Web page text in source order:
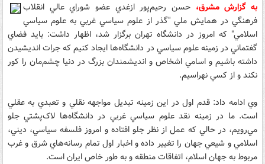
به گزارش مشرق، حسن رحيم‌پور ازغدي عضو شوراي عالي انقلاب
فرهنگي در همايش ملي "گذر از علوم سياسي غربي به علوم سياسي
اسلامي" که امروز در دانشگاه تهران برگزار شد، اظهار داشت: بايد فضاي
گفتماني در زمينه علوم سياسي در دانشگاه‌ها ايجاد کنيم که جرات انديشيدن
داشته باشيم و اسامي اشخاص و انديشمندان بزرگ در دنيا چشم‌مان را کور
نکند و از کسي نهراسيم.
وي ادامه داد: قدم اول در اين زمينه تبديل مواجهه نقلي و تعبدي به عقلي
است. ما در زمينه نقد علوم سياسي غربي در دانشگاه‌ها لاک‌پشتي جلو
مي‌رويم، در حالي که عمل از نظر جلو افتاده و امروز فلسفه سياسي، ديني،
اسلامي و شيعي جهان را تغيير داده و اخبار اول تمام رسانه‌هاي شرق و غرب
مربوط به جهان اسلام، اتفاقات منطقه و به طور خاص ايران است.